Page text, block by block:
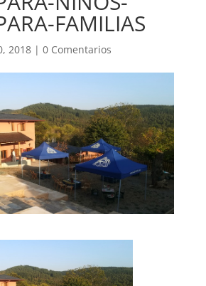
FAMILIAS
2018| 0 Comentarios